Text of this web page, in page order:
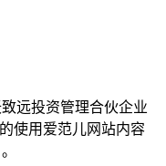
远投资管理合伙企业
使用爱范儿网站内容